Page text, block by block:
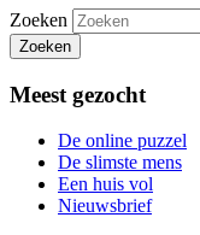
Zoeken
Zoeken
Meest gezocht
De online puzzel
De slimste mens
Een huis vol
Nieuwsbrief